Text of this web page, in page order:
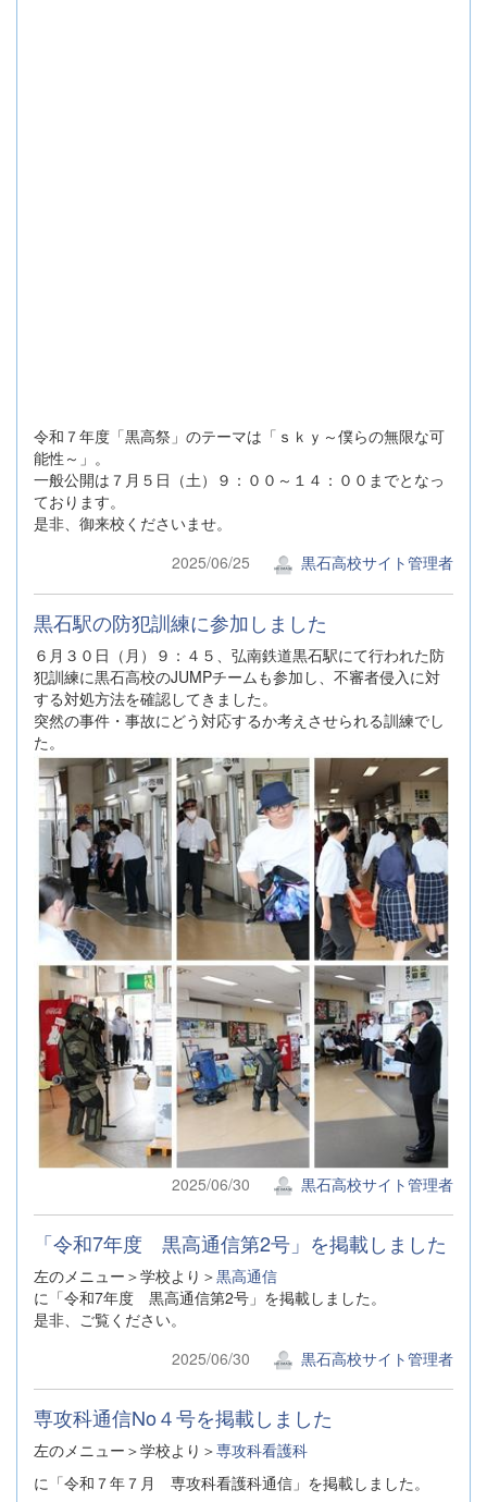
令和７年度「黒高祭」のテーマは「ｓｋｙ～僕らの無限な可
能性～」。
一般公開は７月５日（土）９：００～１４：００までとなっ
ております。
是非、御来校くださいませ。
2025/06/25
黒石高校サイト管理者
黒石駅の防犯訓練に参加しました
６月３０日（月）９：４５、弘南鉄道黒石駅にて行われた防
犯訓練に黒石高校のJUMPチームも参加し、不審者侵入に対
する対処方法を確認してきました。
突然の事件・事故にどう対応するか考えさせられる訓練でし
た。
2025/06/30 黒石高校サイト管理者
「令和7年度 黒高通信第2号」を掲載しました
左のメニュー＞学校より＞黒高通信
に「令和7年度 黒高通信第2号」を掲載しました。
是非、ご覧ください。
2025/06/30
黒石高校サイト管理者
専攻科通信No４号を掲載しました
左のメニュー＞学校より＞専攻科看護科
に「令和７年７月 専攻科看護科通信」を掲載しました。